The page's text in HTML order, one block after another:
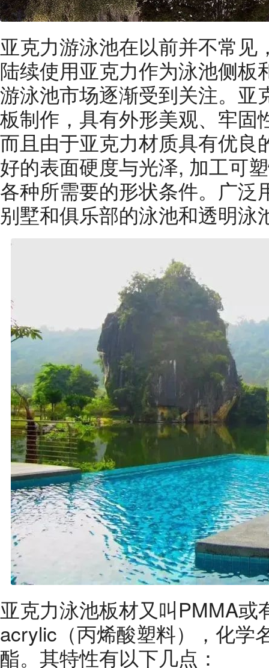
亚克力游泳池在以前并不常见
陆续使用亚克力作为泳池侧板
游泳池市场逐渐受到关注。亚
板制作，具有外形美观、牢固
而且由于亚克力材质具有优良
好的表面硬度与光泽, 加工可
各种所需要的形状条件。广泛
别墅和俱乐部的泳池和透明泳
亚克力泳池板材又叫PMMA或
acrylic（丙烯酸塑料），化学
酯。其特性有以下几点：